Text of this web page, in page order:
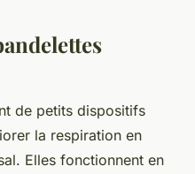
de petits dispositifs
la respiration en
Elles fonctionnent en